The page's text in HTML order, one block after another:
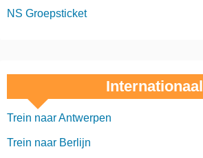
NS Groepsticket
Internationaal
Trein naar Antwerpen
Trein naar Berlijn